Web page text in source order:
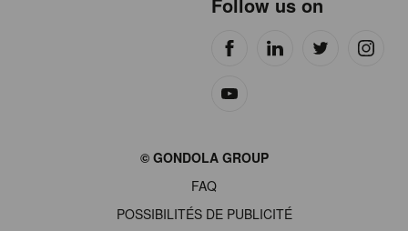
Follow us on
© GONDOLA GROUP
FAQ
POSSIBILITÉS DE PUBLICITÉ